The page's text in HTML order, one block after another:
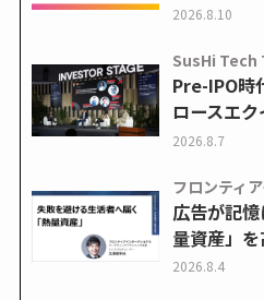
2026.8.10
SusHi Tech
Pre-IPO時
ロースエ
2026.8.7
フロンティ
広告が記
量資産」
2026.8.4